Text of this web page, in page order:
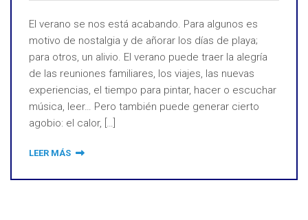
El verano se nos está acabando. Para algunos es
motivo de nostalgia y de añorar los días de playa;
para otros, un alivio. El verano puede traer la alegría
de las reuniones familiares, los viajes, las nuevas
experiencias, el tiempo para pintar, hacer o escuchar
música, leer… Pero también puede generar cierto
agobio: el calor, […]
LEER MÁS